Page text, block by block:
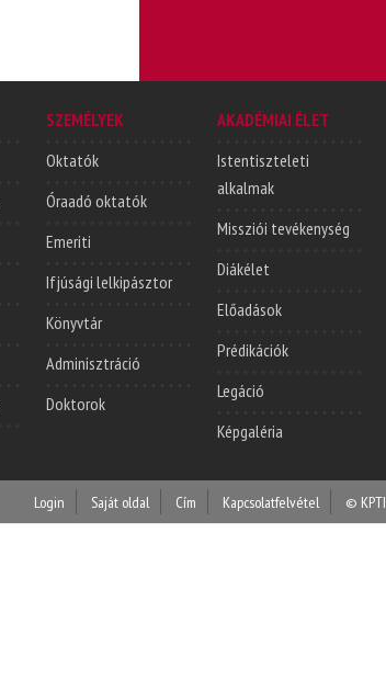
SZEMÉLYEK
Oktatók
Óraadó oktatók
Emeriti
Ifjúsági lelkipásztor
Könyvtár
Adminisztráció
Doktorok
AKADÉMIAI ÉLET
Istentiszteleti
alkalmak
Missziói tevékenység
Diákélet
Előadások
Prédikációk
Legáció
Képgaléria
Login Saját oldal Cím Kapcsolatfelvétel © KPTI